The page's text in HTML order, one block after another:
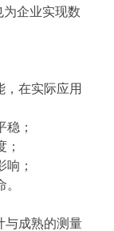
企业实现数
，在实际应用
；
；
与成熟的测量